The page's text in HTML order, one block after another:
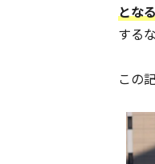
とな
する
この